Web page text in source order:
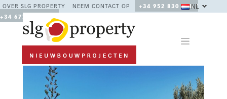
OVER SLG PROPERTY NEEM CONTACT OP
+34 952 830 378 /
+34 677 670 480
NL